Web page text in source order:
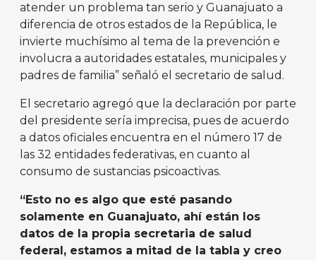
atender un problema tan serio y Guanajuato a
diferencia de otros estados de la República, le
invierte muchísimo al tema de la prevención e
involucra a autoridades estatales, municipales y
padres de familia” señaló el secretario de salud.
El secretario agregó que la declaración por parte
del presidente sería imprecisa, pues de acuerdo
a datos oficiales encuentra en el número 17 de
las 32 entidades federativas, en cuanto al
consumo de sustancias psicoactivas.
“Esto no es algo que esté pasando
solamente en Guanajuato, ahí están los
datos de la propia secretaria de salud
federal, estamos a mitad de la tabla y creo